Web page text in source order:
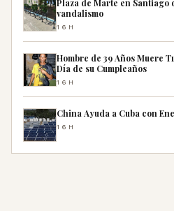
Plaza de Marte en
vandalismo
16H
Hombre de 39 Años Muere
Día de su Cumpleaños
16H
China Ayuda a Cuba con
16H